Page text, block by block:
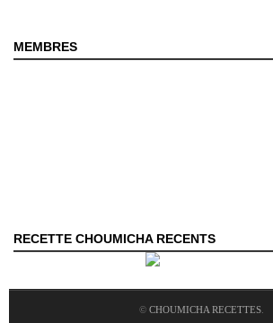
MEMBRES
RECETTE CHOUMICHA RECENTS
© CHOUMICHA RECETTES.